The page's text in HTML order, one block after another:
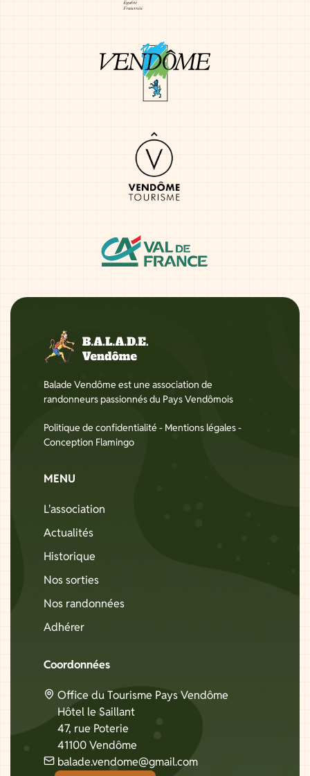
Balade Vendôme est une association de
randonneurs passionnés du Pays Vendômois
Politique de confidentialité - Mentions légales-
Conception Flamingo
MENU
L'association
Actualités
Historique
Nos sorties
Nos randonnées
Adhérer
Coordonnées
Office du Tourisme Pays Vendôme
Hôtel le Saillant
47, rue Poterie
41100 Vendôme
balade.vendome@gmail.com